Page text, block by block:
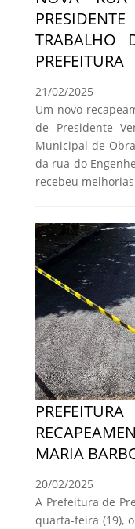
TRABALHO
PREFEITURA
21/02/2025
Um novo
de Presidente
Municipal de
da rua do
recebeu
MARIA
20/02/2025
A Prefeitura de
quarta-feira (19),